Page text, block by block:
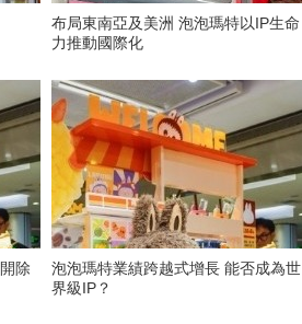
布局東南亞及美洲 泡泡瑪特以IP生命
力推動國際化
泡泡瑪特業績跨越式增長 能否成為世
界級IP？